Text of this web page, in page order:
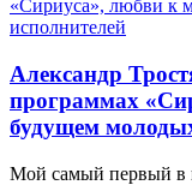
Александр
программах
будущем
Мой самый первый в